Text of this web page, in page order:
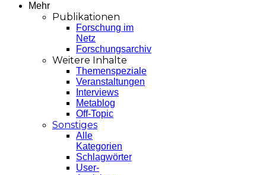
Mehr
Publikationen
Forschung im
Netz
Forschungsarchiv
Weitere Inhalte
Themenspeziale
Veranstaltungen
Interviews
Metablog
Off-Topic
Sonstiges
Alle
Kategorien
Schlagwörter
User-